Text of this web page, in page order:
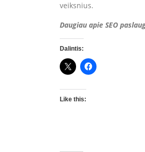
veiksnius.
Daugiau apie SEO
Dalintis:
Like this: